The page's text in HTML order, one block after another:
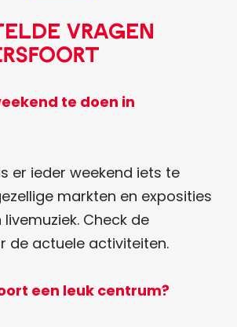
e
l
e
p
a
g
i
a
e
l
e
p
a
g
i
a
vragen
te doen in
er ieder weekend iets te
markten en exposities
Check de
de actuele activiteiten.
een leuk centrum?